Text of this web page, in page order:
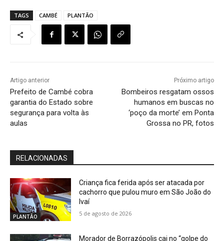
TAGS CAMBÉ PLANTÃO
Artigo anterior
Prefeito de Cambé cobra
garantia do Estado sobre
segurança para volta às
aulas
Próximo artigo
Bombeiros resgatam ossos
humanos em buscas no
‘poço da morte’ em Ponta
Grossa no PR, fotos
RELACIONADAS
PLANTÃO
Criança fica ferida após ser atacada por
cachorro que pulou muro em São João do
Ivaí
5 de agosto de 2026
Morador de Borrazópolis cai no “golpe do